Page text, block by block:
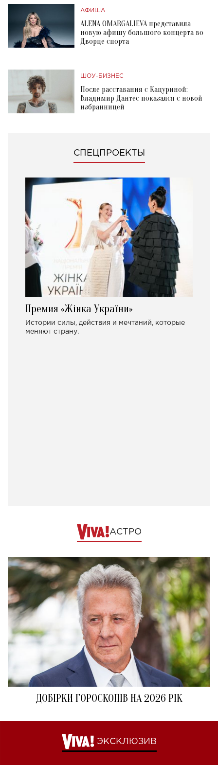
АФИША
ALENA OMARGALIEVA представила
новую афишу большого концерта во
Дворце спорта
ШОУ-БИЗНЕС
После расставания с Кацуриной:
Владимир Дантес показался с новой
избранницей
СПЕЦПРОЕКТЫ
Премия «Жінка України»
Истории силы, действия и мечтаний, которые
меняют страну.
АСТРО
ДОБІРКИ ГОРОСКОПІВ НА 2026 РІК
ЭКСКЛЮЗИВ